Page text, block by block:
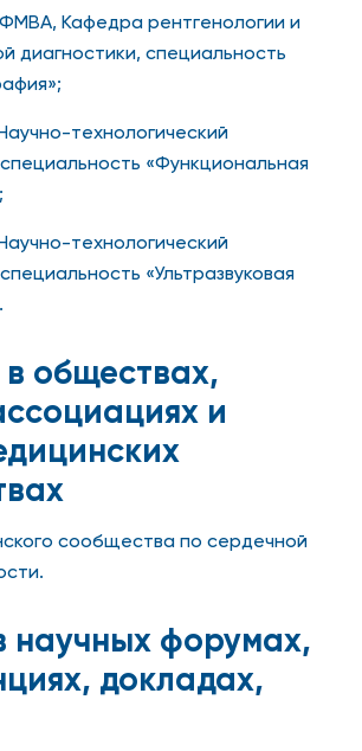
Кафедра рентгенологии и
диагностики, специальность
технологический
«Функциональная
технологический
«Ультразвуковая
в обществах,
и
сообщества по сердечной
научных форумах,
докладах,